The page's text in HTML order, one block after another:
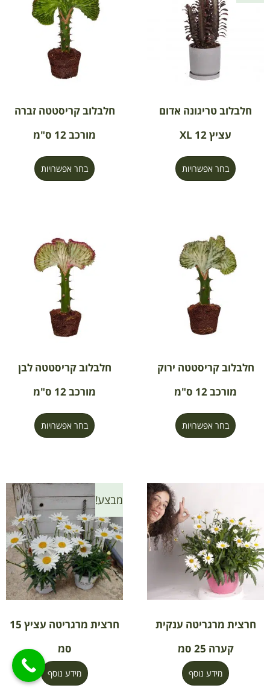
חלבלוב טריגונה אדום
עציץ 12 XL
בחר אפשרויות
חלבלוב קריסטטה זברה
מורכב 12 ס"מ
בחר אפשרויות
חלבלוב קריסטטה ירוק
מורכב 12 ס"מ
בחר אפשרויות
חלבלוב קריסטטה לבן
מורכב 12 ס"מ
בחר אפשרויות
חרצית מרגריטה ענקית
קערה 25 סמ
מידע נוסף
מבצע!
חרצית מרגריטה עציץ 15
סמ
מידע נוסף